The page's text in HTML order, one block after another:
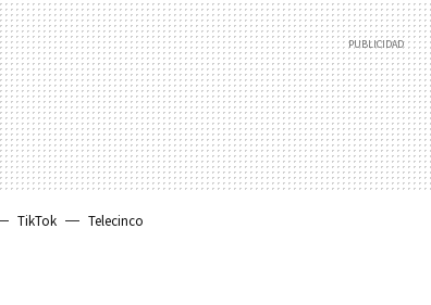
TikTok Telecinco